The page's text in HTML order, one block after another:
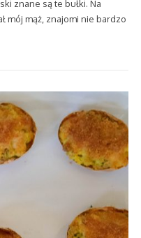
znane są te bułki. Na
mój mąż, znajomi nie bardzo